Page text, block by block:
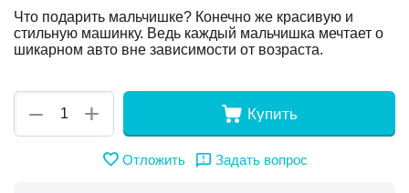
Что подарить мальчишке? Конечно же красивую и
стильную машинку. Ведь каждый мальчишка мечтает о
шикарном авто вне зависимости от возраста.
+
− Купить
Отложить Задать вопрос